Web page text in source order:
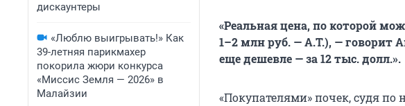
дискаунтеры
«Люблю выигрывать!» Как
39-летняя парикмахер
покорила жюри конкурса
«Миссис Земля — 2026» в
Малайзии
«Реальная цена, по которой
1–2 млн руб. — А.Т.), — говорит
еще дешевле — за 12 тыс. долл.».
«Покупателями» почек, судя